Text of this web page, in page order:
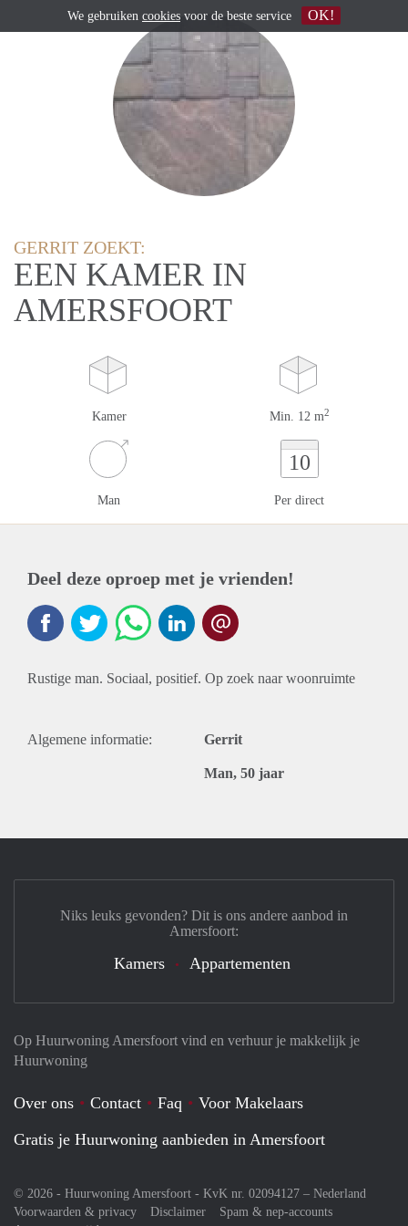
GERRIT ZOEKT:
EEN KAMER IN
AMERSFOORT
Kamer Min. 12 m2
Man
10
Per direct
Deel deze oproep met je vrienden!
Rustige man. Sociaal, positief. Op zoek naar woonruimte
Algemene informatie: Gerrit
Man, 50 jaar
Op Huurwoning Amersfoort vind en verhuur je makkelijk je
Huurwoning
Over ons Contact Faq
Voor Makelaars
Gratis je Huurwoning aanbieden in Amersfoort
© 2026 - Huurwoning Amersfoort - KvK nr. 02094127 – Nederland
Voorwaarden & privacy
Disclaimer
Spam & nep-accounts
Niks leuks gevonden? Dit is ons andere aanbod in
Amersfoort:
Kamers Appartementen
We gebruiken cookies voor de beste service OK!